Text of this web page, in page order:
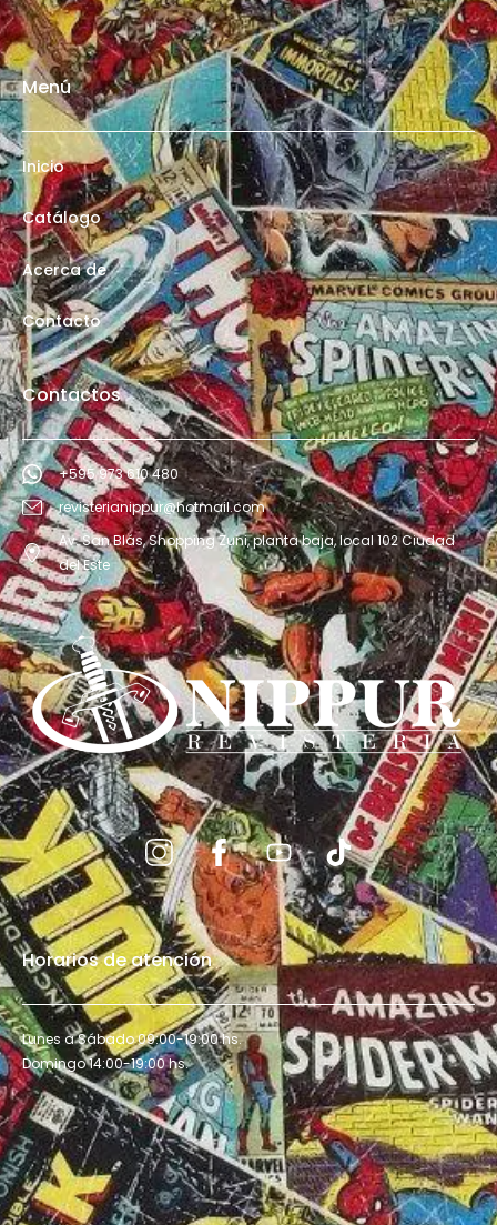
Menú
Inicio
Catálogo
Acerca de
Contacto
Contactos
+595 973 610 480
revisterianippur@hotmail.com
Av. San Blás, Shopping Zuni, planta baja, local 102 Ciudad
del Este
Horarios de atención
Lunes a Sábado 09:00-19:00 hs.
Domingo 14:00-19:00 hs.